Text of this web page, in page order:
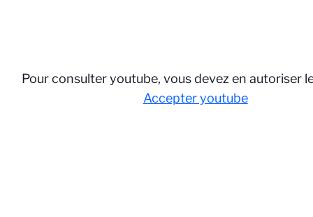
Pour consulter youtube, vous devez en autoriser
Accepter youtube